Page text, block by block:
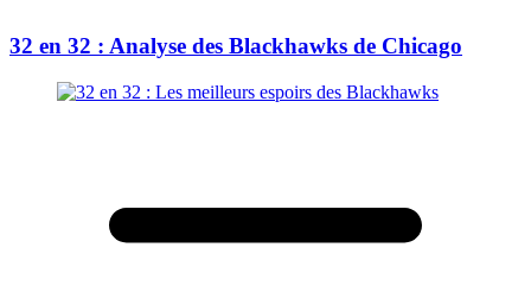
32 en 32 : Analyse des Blackhawks de Chicago